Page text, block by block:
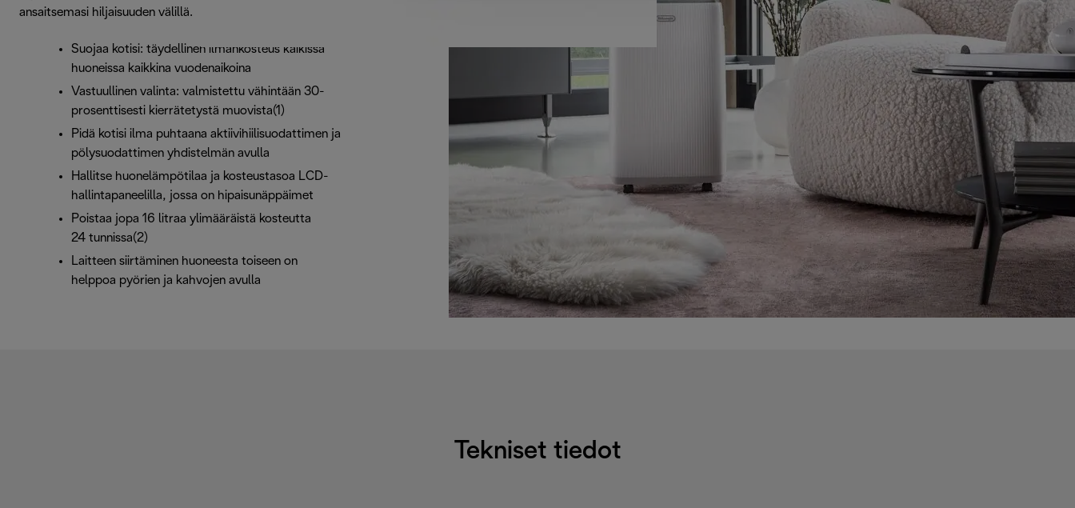
ansaitsemasi hiljaisuuden välillä.
Suojaa kotisi: täydellinen ilmankosteus kaikissa
huoneissa kaikkina vuodenaikoina
Vastuullinen valinta: valmistettu vähintään 30-
prosenttisesti kierrätetystä muovista(1)
Pidä kotisi ilma puhtaana aktiivihiilisuodattimen ja
pölysuodattimen yhdistelmän avulla
Hallitse huonelämpötilaa ja kosteustasoa LCD-
hallintapaneelilla, jossa on hipaisunäppäimet
Poistaa jopa 16 litraa ylimääräistä kosteutta
24 tunnissa(2)
Laitteen siirtäminen huoneesta toiseen on
helppoa pyörien ja kahvojen avulla
Tekniset tiedot